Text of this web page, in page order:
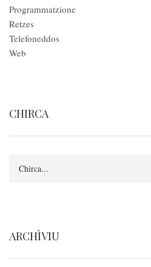
Programmatzione
Retzes
Telefoneddos
Web
CHIRCA
ARCHÌVIU